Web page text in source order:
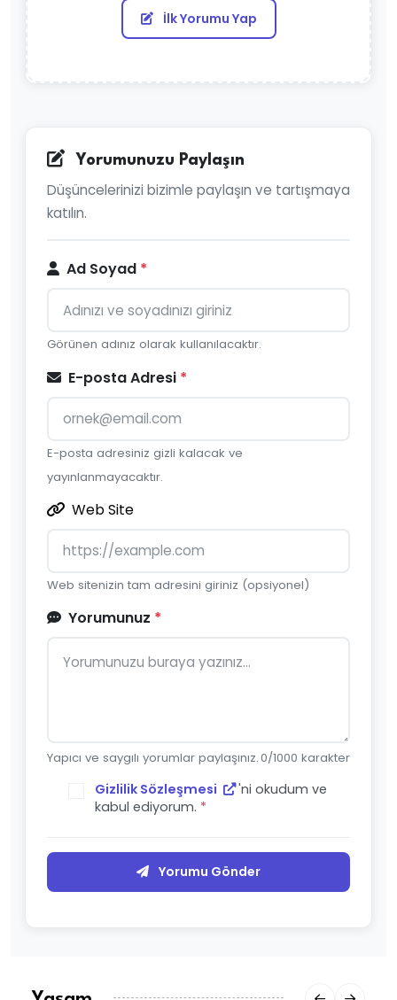
İlk Yorumu Yap
Yorumunuzu Paylaşın
Düşüncelerinizi bizimle paylaşın ve tartışmaya
katılın.
Ad Soyad *
Görünen adınız olarak kullanılacaktır.
E-posta Adresi *
E-posta adresiniz gizli kalacak ve
yayınlanmayacaktır.
Web Site
Web sitenizin tam adresini giriniz (opsiyonel)
Yorumunuz *
Yapıcı ve saygılı yorumlar paylaşınız.0/1000 karakter
Gizlilik Sözleşmesi
'ni okudum ve
kabul ediyorum. *
Yorumu Gönder